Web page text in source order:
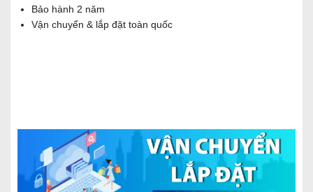
Bảo hành 2 năm
Vận chuyển & lắp đặt toàn quốc